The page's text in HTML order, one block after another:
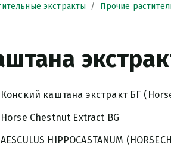
экстракты Прочие
Конский каштана экстракт БГ
Horse Chestnut Extract BG
AESCULUS HIPPOCASTANUM